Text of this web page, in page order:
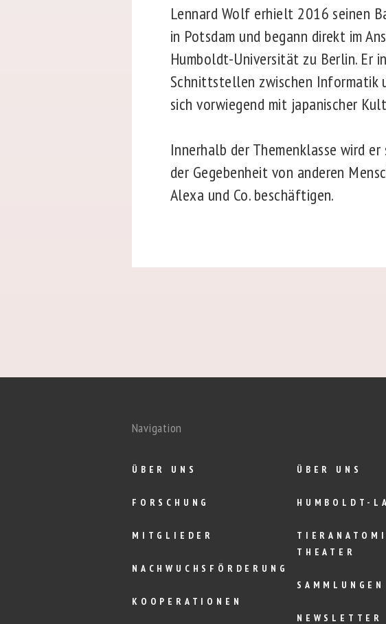
Lennard Wolf erhielt 2016 seinen
in Potsdam und begann direkt im
Humboldt-Universität zu Berlin. Er
Schnittstellen zwischen Informatik
sich vorwiegend mit japanischer
Innerhalb der Themenklasse wird
der Gegebenheit von anderen
Alexa und Co. beschäftigen.
Navigation
ÜBER UNS
FORSCHUNG
MITGLIEDER
NACHWUCHSFÖRDERUNG
KOOPERATIONEN
ÜBER UNS
HUMBOLDT-
THEATER
SAMMLUNGEN
NEWSLETTER